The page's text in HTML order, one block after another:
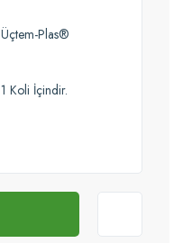
Üçtem-Plas®
1 Koli İçindir.